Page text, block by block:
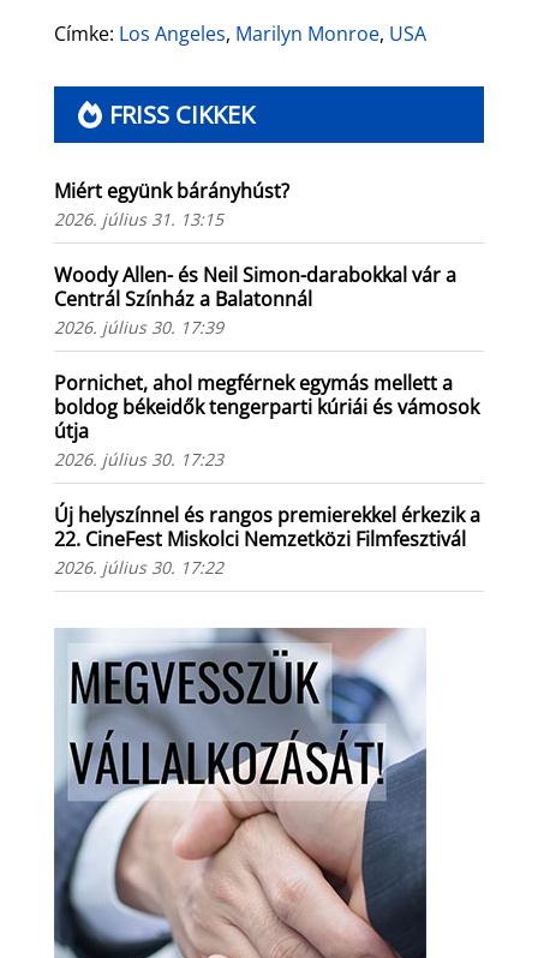
Címke: Los Angeles, Marilyn Monroe, USA
FRISS CIKKEK
Miért együnk bárányhúst?
2026. július 31. 13:15
Woody Allen- és Neil Simon-darabokkal vár a
Centrál Színház a Balatonnál
2026. július 30. 17:39
Pornichet, ahol megférnek egymás mellett a
boldog békeidők tengerparti kúriái és vámosok
útja
2026. július 30. 17:23
Új helyszínnel és rangos premierekkel érkezik a
22. CineFest Miskolci Nemzetközi Filmfesztivál
2026. július 30. 17:22